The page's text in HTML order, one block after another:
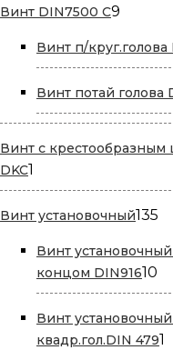
Винт DIN7500 С9
Винт п/
Винт потай голова
Винт с
DKC1
товар
Винт установочный135
Винт
концом DIN91610
Винт
квадр.гол.DIN 4791